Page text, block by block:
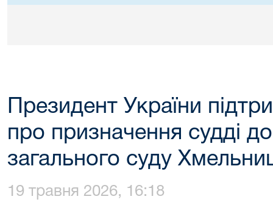
Президент України
про призначення судді
загального суду
19 травня 2026, 16:18